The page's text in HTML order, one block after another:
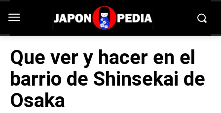
Que ver y hacer en el
barrio de Shinsekai de
Osaka